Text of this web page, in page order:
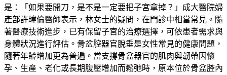
是：「如果要開刀，是不是一定要把子宮拿掉？」成大醫院婦
產部許瑋倫醫師表示，林女士的疑問，在門診中相當常見。隨
著醫療技術進步，已有保留子宮的治療選擇，可依患者需求與
身體狀況進行評估。骨盆腔器官脫垂是女性常見的健康問題，
隨著年齡增加更為普遍。當支撐骨盆器官的肌肉與韌帶因懷
孕、生產、老化或長期腹壓增加而鬆弛時，原本位於骨盆腔內